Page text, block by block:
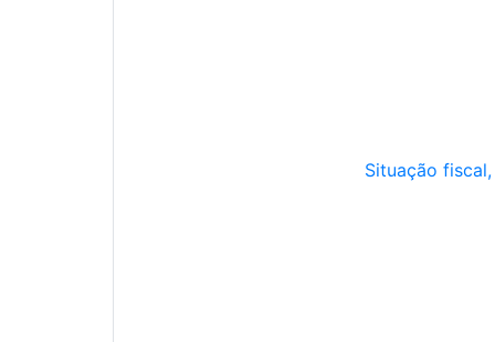
Situação